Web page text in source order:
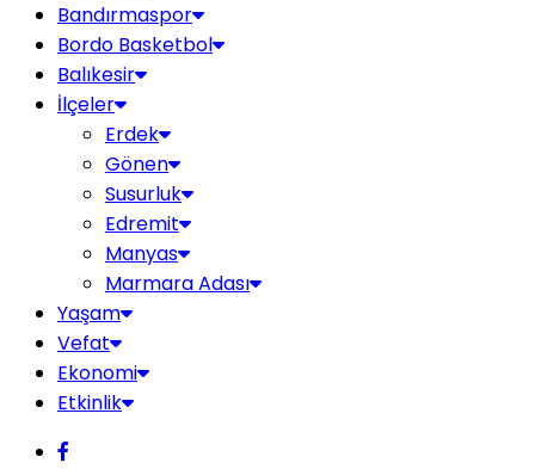
Bandırmaspor
Bordo Basketbol
Balıkesir
İlçeler
Erdek
Gönen
Susurluk
Edremit
Manyas
Marmara Adası
Yaşam
Vefat
Ekonomi
Etkinlik